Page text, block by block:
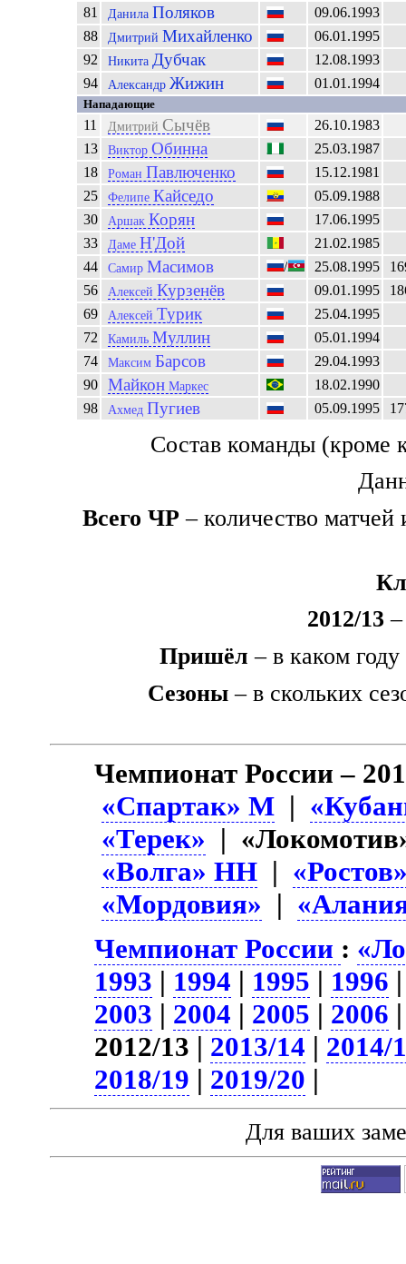
81
Данила Поляков
09.06.1993
88
Дмитрий Михайленко
06.01.1995
92
Никита Дубчак
12.08.1993
94
Александр Жижин 01.01.1994
Нападающие
11 Дмитрий Сычёв
26.10.1983
13
ВикторОбинна
25.03.1987
18
Роман Павлюченко
15.12.1981
25
Фелипе Кайседо
05.09.1988
30
Аршак Корян
17.06.1995
33
Даме Н'Дой
21.02.1985
44
Самир Масимов / 25.08.1995
56
Алексей Курзенёв 09.01.1995
69
АлексейТурик
25.04.1995
72
Камиль Муллин
05.01.1994
74
Максим Барсов
29.04.1993
90
Майкон Маркес
18.02.1990
98
Ахмед Пугиев 05.09.1995
Состав команды (кроме
Всего ЧР – количество
2012/13 –
Пришёл – в каком
Сезоны – в скольких
Чемпионат России –
«Спартак» М |
«Терек» |
«Волга» НН |
«Мордовия» |
Чемпионат России :
1993 | 1994 | 1995 | 1996
2003 | 2004 | 2005 | 2006
2012/13 | 2013/14 | 2014/
2018/19 | 2019/20 |
Для ваших